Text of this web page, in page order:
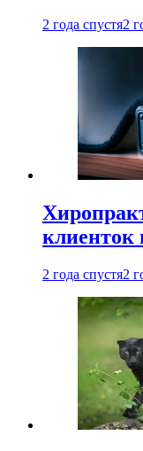
2 года спустя2
2 года спустя2